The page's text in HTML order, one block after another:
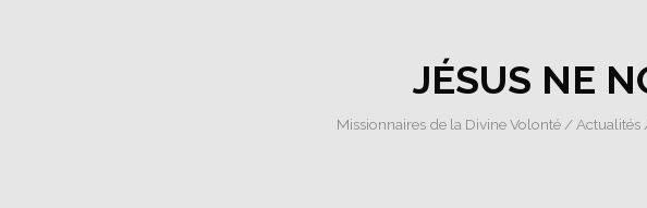
JÉSUS NE
Missionnaires de la Divine Volonté / Actualités